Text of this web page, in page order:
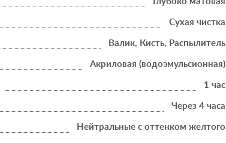
Сухая чистка
Валик, Кисть, Распылитель
Акриловая (водоэмульсионная)
1 час
Через 4 часа
Нейтральные с оттенком желтого